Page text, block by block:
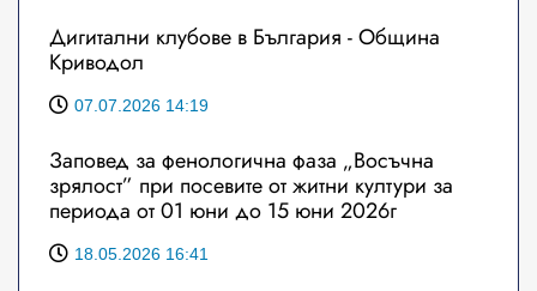
Дигитални клубове в България - Община
Криводол
07.07.2026 14:19
Заповед за фенологична фаза „Восъчна
зрялост” при посевите от житни култури за
периода от 01 юни до 15 юни 2026г
18.05.2026 16:41